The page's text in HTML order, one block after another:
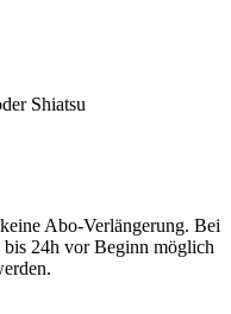
Shiatsu
Abo-Verlängerung. Bei
24h vor Beginn möglich